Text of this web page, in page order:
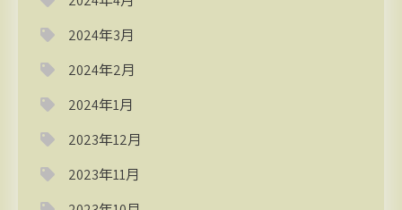
2024年3月
2024年2月
2024年1月
2023年12月
2023年11月